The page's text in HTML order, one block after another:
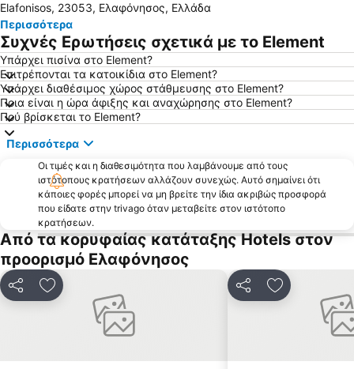
Καψάλι
Λιμάνι Πλύτρας
Σκουτάρι
Γερολιμένας
Κοκκάλα
Μαρμάρι
Σελινίτσα
Παραλία Παυλοπέτρι
Κομπονάδα
Μαυροβούνι
Παραλία Τρινήσων
Άγιος Νικόλαος Κάστρου
Αγία Πελαγία
Λιμάνι Διακόφτι
Πόρτο Κάγιο
Παραδοσιακός Οικισμός Γυθείου
Κοκκινιά
Παραλία Λεύκης
Παραδοσιακός Οικισμός Βάθειας
Παραλία Παναγίας Κατωνησιώτισσας
Βαλτάκι
Παραδοσιακός Οικισμός Μυλοποτάμου
Χαλκός
Φάρος Γυθείου
Παραδοσιακός Οικισμός Έξω Νύμφιου
Elafonisos, 23053, Ελαφόνησος, Ελλάδα
Περισσότερα
Συχνές Ερωτήσεις σχετικά με το Element
Υπάρχει πισίνα στο Element?
Επιτρέπονται τα κατοικίδια στο Element?
Υπάρχει διαθέσιμος χώρος στάθμευσης στο Element?
Ποια είναι η ώρα άφιξης και αναχώρησης στο Element?
Πού βρίσκεται το Element?
Περισσότερα
Οι τιμές και η διαθεσιμότητα που λαμβάνουμε από τους
ιστότοπους κρατήσεων αλλάζουν συνεχώς. Αυτό σημαίνει ότι
κάποιες φορές μπορεί να μη βρείτε την ίδια ακριβώς προσφορά
που είδατε στην trivago όταν μεταβείτε στον ιστότοπο
κρατήσεων.
Από τα κορυφαίας κατάταξης Hotels στον
προορισμό Ελαφόνησος
ΚοινοποίησηΠροσθήκη στα αγαπημένα ΚοινοποίησηΠροσθήκη